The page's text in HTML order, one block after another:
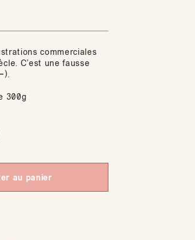
commerciales
C’est une fausse
).
300g
au panier